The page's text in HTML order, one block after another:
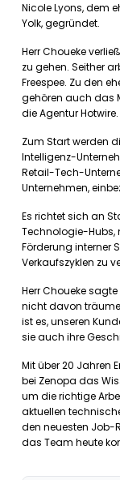
Nicole Lyons, dem
Yolk, gegründet.
Herr Choueke
zu gehen. Seither
Freespee. Zu den
gehören auch das
die Agentur Hotwire.
Zum Start werden
Intelligenz-
Retail-Tech-
Unternehmen,
Es richtet sich an
Technologie-Hubs,
Förderung interner
Verkaufszyklen zu
Herr Choueke
nicht davon
ist es, unseren
sie auch ihre
Mit über 20 Jahren
bei Zenopa das
um die richtige
aktuellen
den neuesten Job-
das Team heute